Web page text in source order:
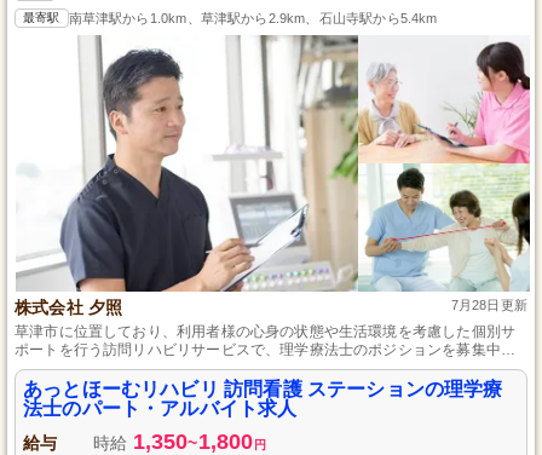
最寄駅 南草津駅から1.0km、草津駅から2.9km、石山寺駅から5.4km
株式会社 夕照 7月28日更新
草津市に位置しており、利用者様の心身の状態や生活環境を考慮した個別サ
ポートを行う訪問リハビリサービスで、理学療法士のポジションを募集中で
す。訪問リハビリ業務未経験者も、先輩スタッフによる手厚いフォローがあ
るため、安心してスタートできます。勤務日数や時間も相談可能で、プライ
ベートとのバランスを大切にしながら働けます。
あっとほーむリハビリ 訪問看護 ステーションの理学療
法士のパート・アルバイト求人
給与 時給 1,350~1,800 円